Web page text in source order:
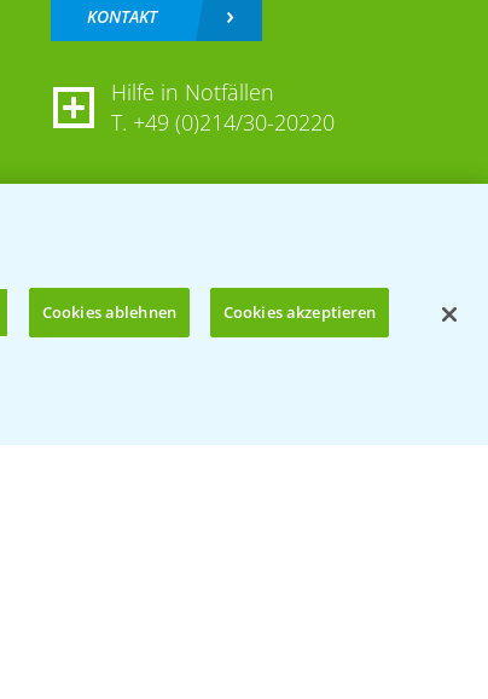
KONTAKT
Hilfe in Notfällen
T. +49 (0)214/30-20220
Cookies ablehnen Cookies akzeptieren